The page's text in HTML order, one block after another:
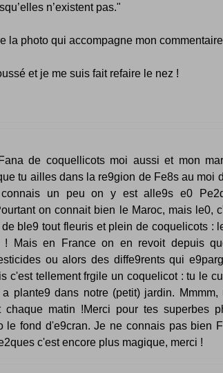
n’existent pas."
la photo qui accompagne mon
et je me suis fait refaire le nez !
de coquellicots moi aussi et mon
tu ailles dans la re9gion de Fe8s au moi
un peu on y est alle9s e0
on connait bien le Maroc, mais le0,
ble9 tout fleuris et plein de coquelicots :
! Mais en France on en revoit depuis
ou alors des diffe9rents qui
c'est tellement frgile un coquelicot : tu le
plante9 dans notre (petit) jardin.
chaque matin !Merci pour tes superbes
le fond d'e9cran. Je ne connais pas bien
c'est encore plus magique, merci !